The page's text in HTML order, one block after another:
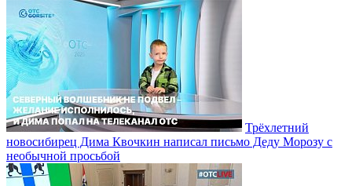
Трёхлетний
новосибирец Дима Квочкин написал письмо Деду Морозу с
необычной просьбой